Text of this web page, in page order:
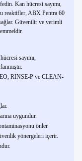
Kan hücresi sayımı,
reaktifler, ABX Pentra 60
Güvenilir ve verimli
sayımı,
RINSE-P ve CLEAN-
uygundur.
önler.
yönergeleri içerir.